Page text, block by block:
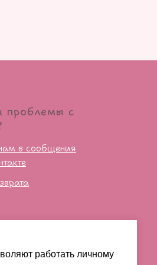
работать личному
проблемы с
в сообщения